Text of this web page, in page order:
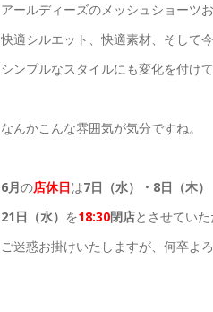
アールディーズのメッシュショーツ
快適シルエット、快適素材、そして
シンプルなスタイルにも変化を付け
なんかこんな雰囲気が気分ですね。
6月の店休日は7日（水）・8日（木
21日（水） を18:30閉店とさせていた
ご迷惑お掛けいたしますが、何卒よ